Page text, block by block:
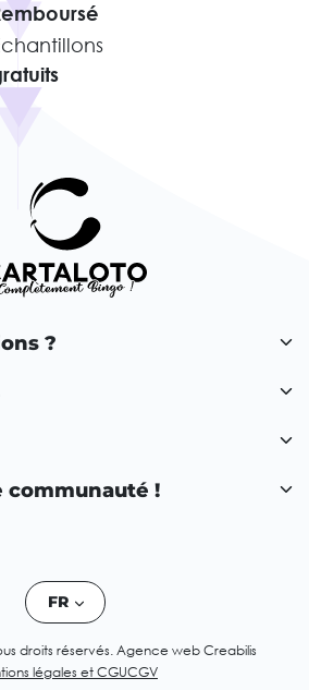
?
communauté !
FR
droits réservés. Agence web Creabilis
légales et CGUCGV